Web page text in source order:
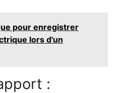
pour enregistrer
lors d'un
: